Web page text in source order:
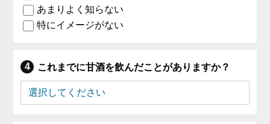
あまりよく知らない
特にイメージがない
これまでに甘酒を飲んだことがありますか？